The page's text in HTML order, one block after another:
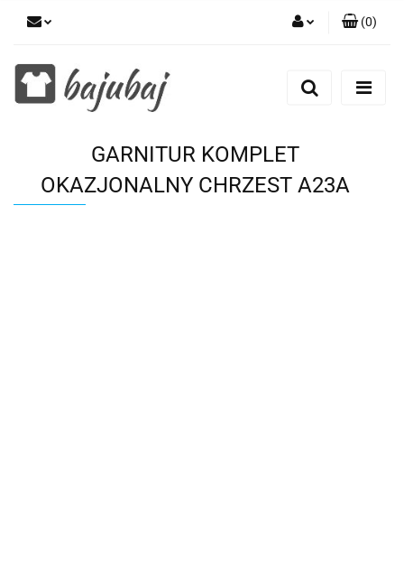
Zarejestruj się
Zgody cookies
(0)
GARNITUR KOMPLET
OKAZJONALNY CHRZEST A23A